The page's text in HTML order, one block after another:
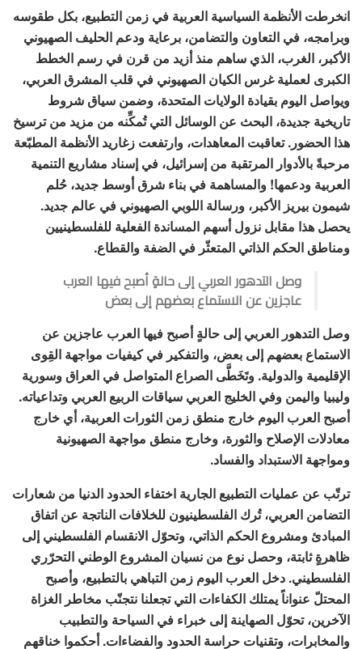
انخرطت الأنظمة السياسية العربية في زمن التطبيع، بكل طقوسه
وبرامجه، في التعاون والتضامن، برعاية ودعم الحليف الصهيوني
الأكبر، الغرب، الذي ساهم منذ أزيد من قرن في رسم الخطط
الكبرى لعملية غرس الكيان الصهيوني في قلب المشرق العربي،
ويواصل اليوم بقيادة الولايات المتحدة، وضمن سياق شروط
تاريخية جديدة، البحث عن الوسائل التي تُمكِّنه من مزيد من ترسيخ
هذا الحضور. تعاقبت المعاهدات، وارتفعت زغاريد الأنظمة المطبّعة
مرحبةً بالأدوار المرتقبة من إسرائيل، في إسناد مشاريع التنمية
العربية ودعمها! والمساهمة في بناء شرق أوسط جديد، حُلم
شيمون بيريز الأكبر، ورسالة اللوبي الصهيوني في عالم جديد.
يحصل هذا مقابل نزول أسهم المساندة الفعلية للفلسطينيين
ومناطق الحكم الذاتي المتعثّر في الضفة والقطاع.
وصل التدهور العربي إلى حالةٍ أصبح فيها العرب
عاجزين عن الاستماع بعضهم إلى بعض
وصل التدهور العربي إلى حالةٍ أصبح فيها العرب عاجزين عن
الاستماع بعضهم إلى بعض، والتفكير في كيفيات مواجهة القِوى
الإقليمية والدولية. وتَخَطَّى الصراع المتواصل في العراق وسورية
وليبيا واليمن وفي الخليج العربي سياقات الربيع العربي وتداعياته.
أصبح العرب اليوم خارج منطق زمن الثورات العربية، أي خارج
معادلات الإصلاح والثورة، وخارج منطق مواجهة الصهيونية
ومواجهة الاستبداد والفساد.
ترتّب عن عمليات التطبيع الجارية اختفاء الحدود الدنيا من شعارات
التضامن العربي، تُرك الفلسطينيون للخلافات الناتجة عن اتفاق
المبادئ ومشروع الحكم الذاتي، وتحوّل الانقسام الفلسطيني إلى
ظاهرةٍ ثابتة، وحصل نوع من نسيان المشروع الوطني التحرّري
الفلسطيني. دخل العرب اليوم زمن التباهي بالتطبيع، وأصبح
المحتلّ عنواناً يمتلك الكفاءات التي تجعلنا نتجنّب مخاطر الغزاة
الآخرين، تحوّل الصهاينة إلى خبراء في السياحة والتطبيب
والمخابرات، وتقنيات حراسة الحدود والفضاءات. أحكموا خناقهم